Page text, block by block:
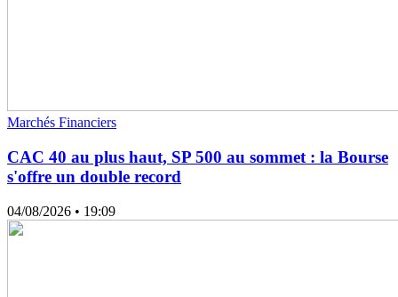
Marchés Financiers
CAC 40 au plus haut, SP 500 au sommet : la Bourse
s'offre un double record
04/08/2026 • 19:09